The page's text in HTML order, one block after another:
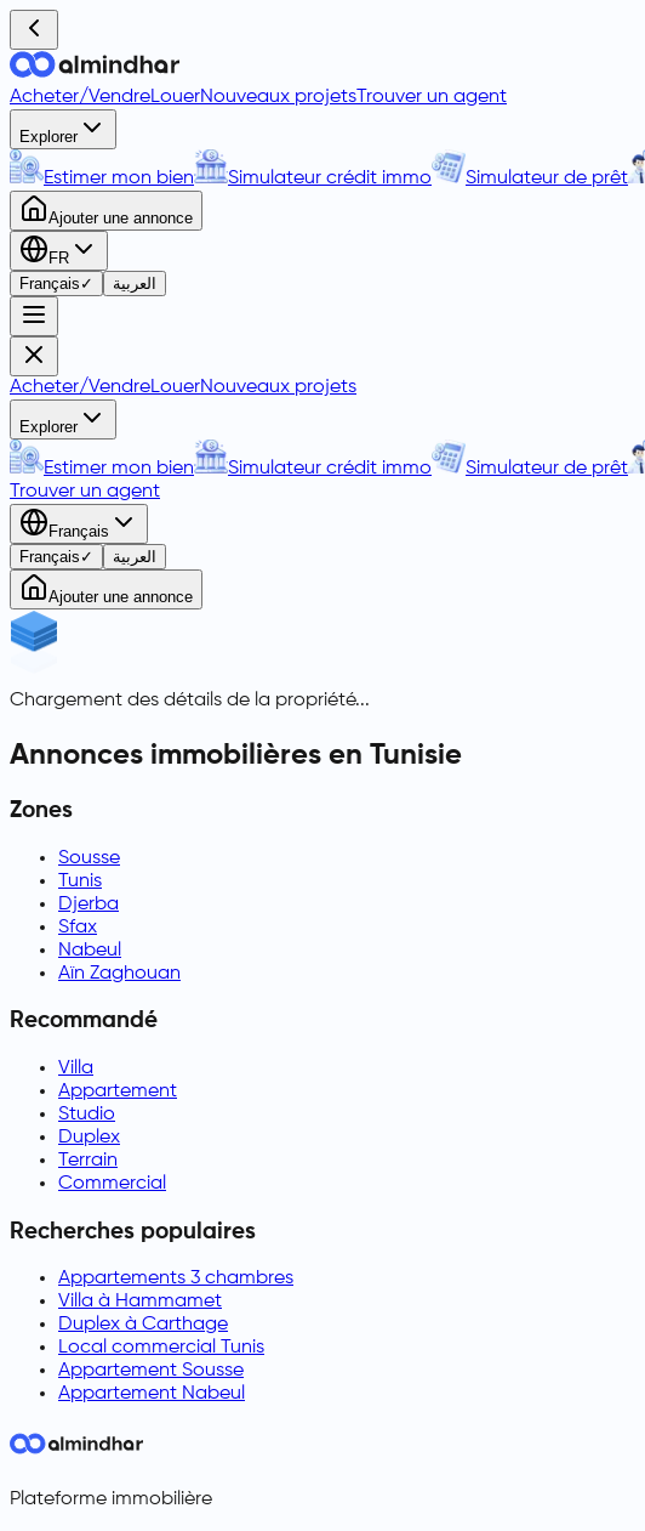
Acheter/VendreLouerNouveaux projets Trouver un agent
Explorer
Estimer mon bien Simulateur crédit immo Simulateur de prêt
Ajouter une annonce
FR
Français ✓ العربية
Acheter/VendreLouerNouveaux projets
Explorer
Estimer mon bien Simulateur crédit immo Simulateur de prêt
Trouver un agent
Français
Français ✓ العربية
Ajouter une annonce
Chargement des détails de la propriété...
Annonces immobilières en Tunisie
Zones
Sousse
Tunis
Djerba
Sfax
Nabeul
Aïn Zaghouan
Recommandé
Villa
Appartement
Studio
Duplex
Terrain
Commercial
Recherches populaires
Appartements 3 chambres
Villa à Hammamet
Duplex à Carthage
Local commercial Tunis
Appartement Sousse
Appartement Nabeul
Plateforme immobilière